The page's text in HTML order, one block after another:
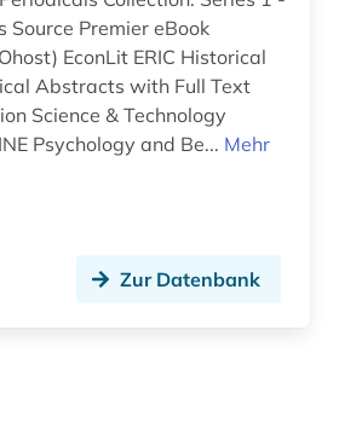
Source Premier eBook
EconLit ERIC Historical
Abstracts with Full Text
Science & Technology
Psychology and Be... Mehr
Zur Datenbank